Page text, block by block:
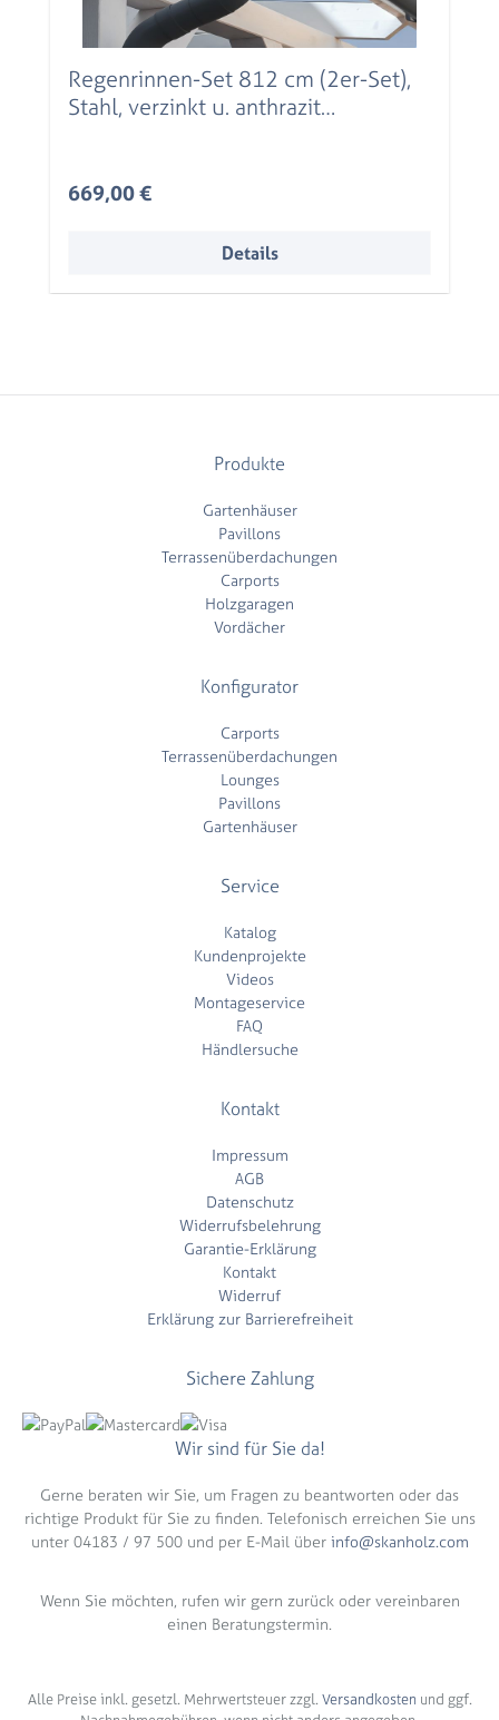
Regenrinnen-Set 812 cm (2er-Set),
Stahl, verzinkt u. anthrazit
Regulärer Preis:
669,00 €
Details
Produkte
Gartenhäuser
Pavillons
Terrassenüberdachungen
Carports
Holzgaragen
Vordächer
Konfigurator
Carports
Terrassenüberdachungen
Lounges
Pavillons
Gartenhäuser
Service
Katalog
Kundenprojekte
Videos
Montageservice
FAQ
Händlersuche
Kontakt
Impressum
AGB
Datenschutz
Widerrufsbelehrung
Garantie-Erklärung
Kontakt
Widerruf
Erklärung zur Barrierefreiheit
Sichere Zahlung
Wir sind für Sie da!
Gerne beraten wir Sie, um Fragen zu beantworten oder das
richtige Produkt für Sie zu finden. Telefonisch erreichen Sie uns
unter 04183 / 97 500 und per E-Mail über info@skanholz.com
Wenn Sie möchten, rufen wir gern zurück oder vereinbaren
einen Beratungstermin.
Alle Preise inkl. gesetzl. Mehrwertsteuer zzgl. Versandkosten und ggf.